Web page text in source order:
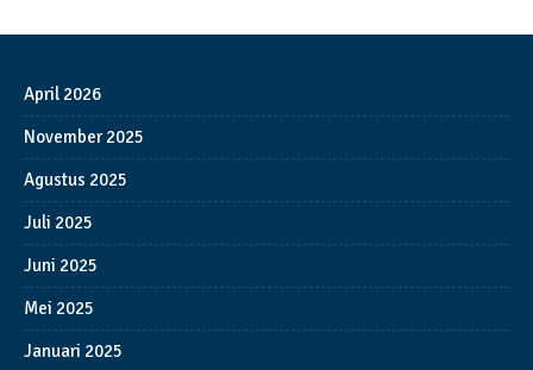
April 2026
November 2025
Agustus 2025
Juli 2025
Juni 2025
Mei 2025
Januari 2025